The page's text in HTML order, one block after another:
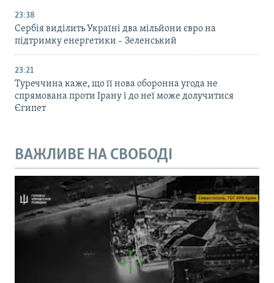
23:38
Сербія виділить Україні два мільйони євро на
підтримку енергетики – Зеленський
23:21
Туреччина каже, що її нова оборонна угода не
спрямована проти Ірану і до неї може долучитися
Єгипет
ВАЖЛИВЕ НА СВОБОДІ